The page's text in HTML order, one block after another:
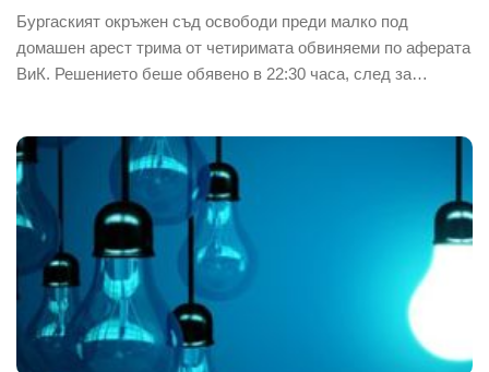
Бургаският окръжен съд освободи преди малко под
домашен арест трима от четиримата обвиняеми по аферата
ВиК. Решението беше обявено в 22:30 часа, след за…